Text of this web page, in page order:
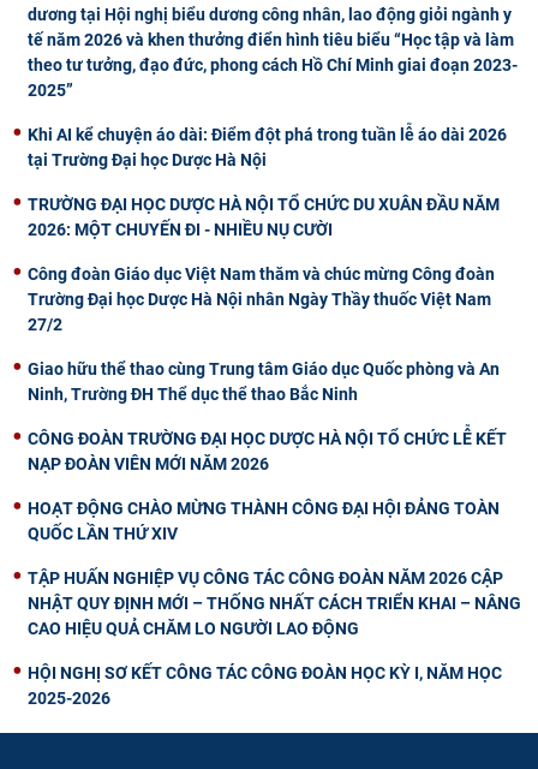
dương tại Hội nghị biểu dương công nhân, lao động giỏi ngành y
tế năm 2026 và khen thưởng điển hình tiêu biểu “Học tập và làm
theo tư tưởng, đạo đức, phong cách Hồ Chí Minh giai đoạn 2023-
2025”
Khi AI kể chuyện áo dài: Điểm đột phá trong tuần lễ áo dài 2026
tại Trường Đại học Dược Hà Nội
TRƯỜNG ĐẠI HỌC DƯỢC HÀ NỘI TỔ CHỨC DU XUÂN ĐẦU NĂM
2026: MỘT CHUYẾN ĐI - NHIỀU NỤ CƯỜI
Công đoàn Giáo dục Việt Nam thăm và chúc mừng Công đoàn
Trường Đại học Dược Hà Nội nhân Ngày Thầy thuốc Việt Nam
27/2
Giao hữu thể thao cùng Trung tâm Giáo dục Quốc phòng và An
Ninh, Trường ĐH Thể dục thể thao Bắc Ninh
CÔNG ĐOÀN TRƯỜNG ĐẠI HỌC DƯỢC HÀ NỘI TỔ CHỨC LỄ KẾT
NẠP ĐOÀN VIÊN MỚI NĂM 2026
HOẠT ĐỘNG CHÀO MỪNG THÀNH CÔNG ĐẠI HỘI ĐẢNG TOÀN
QUỐC LẦN THỨ XIV
TẬP HUẤN NGHIỆP VỤ CÔNG TÁC CÔNG ĐOÀN NĂM 2026 CẬP
NHẬT QUY ĐỊNH MỚI – THỐNG NHẤT CÁCH TRIỂN KHAI – NÂNG
CAO HIỆU QUẢ CHĂM LO NGƯỜI LAO ĐỘNG
HỘI NGHỊ SƠ KẾT CÔNG TÁC CÔNG ĐOÀN HỌC KỲ I, NĂM HỌC
2025-2026